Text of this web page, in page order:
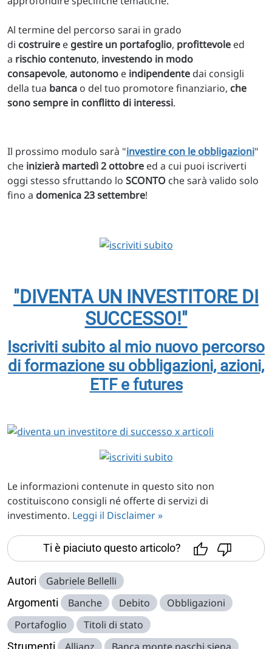
Al termine del percorso sarai in grado
di costruire e gestire un portafoglio, profittevole ed
a rischio contenuto, investendo in modo
consapevole, autonomo e indipendente dai consigli
della tua banca o del tuo promotore finanziario, che
sono sempre in conflitto di interessi.
Il prossimo modulo sarà "investire con le obbligazioni"
che inizierà martedì 2 ottobre ed a cui puoi iscriverti
oggi stesso sfruttando lo SCONTO che sarà valido solo
fino a domenica 23 settembre!
"DIVENTA UN INVESTITORE DI
SUCCESSO!"
Iscriviti subito al mio nuovo percorso
di formazione su obbligazioni, azioni,
ETF e futures
Le informazioni contenute in questo sito non
costituiscono consigli né offerte di servizi di
investimento. Leggi il Disclaimer »
Ti è piaciuto questo articolo?
Autori Gabriele Bellelli
Argomenti Banche Debito
Obbligazioni
Portafoglio
Titoli di stato
Strumenti